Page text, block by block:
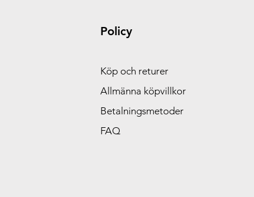
Policy
Köp och returer
Allmänna köpvillkor
Betalningsmetoder
FAQ